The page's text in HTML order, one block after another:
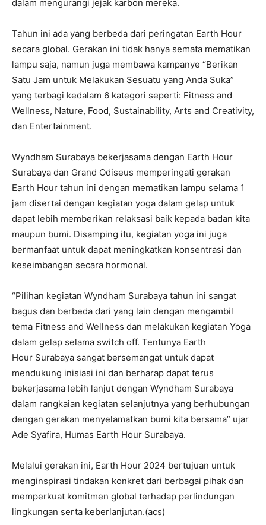
dalam mengurangi jejak karbon mereka.
Tahun ini ada yang berbeda dari peringatan Earth Hour
secara global. Gerakan ini tidak hanya semata mematikan
lampu saja, namun juga membawa kampanye “Berikan
Satu Jam untuk Melakukan Sesuatu yang Anda Suka”
yang terbagi kedalam 6 kategori seperti: Fitness and
Wellness, Nature, Food, Sustainability, Arts and Creativity,
dan Entertainment.
Wyndham Surabaya bekerjasama dengan Earth Hour
Surabaya dan Grand Odiseus memperingati gerakan
Earth Hour tahun ini dengan mematikan lampu selama 1
jam disertai dengan kegiatan yoga dalam gelap untuk
dapat lebih memberikan relaksasi baik kepada badan kita
maupun bumi. Disamping itu, kegiatan yoga ini juga
bermanfaat untuk dapat meningkatkan konsentrasi dan
keseimbangan secara hormonal.
“Pilihan kegiatan Wyndham Surabaya tahun ini sangat
bagus dan berbeda dari yang lain dengan mengambil
tema Fitness and Wellness dan melakukan kegiatan Yoga
dalam gelap selama switch off. Tentunya Earth
Hour Surabaya sangat bersemangat untuk dapat
mendukung inisiasi ini dan berharap dapat terus
bekerjasama lebih lanjut dengan Wyndham Surabaya
dalam rangkaian kegiatan selanjutnya yang berhubungan
dengan gerakan menyelamatkan bumi kita bersama” ujar
Ade Syafira, Humas Earth Hour Surabaya.
Melalui gerakan ini, Earth Hour 2024 bertujuan untuk
menginspirasi tindakan konkret dari berbagai pihak dan
memperkuat komitmen global terhadap perlindungan
lingkungan serta keberlanjutan.(acs)